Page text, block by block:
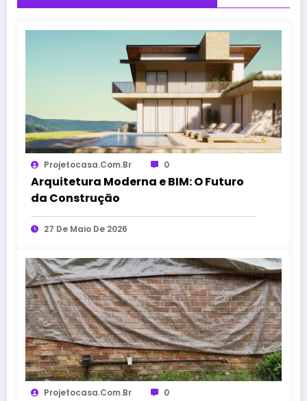
Projetocasa.com.br 0
Arquitetura Moderna e BIM: O Futuro
da Construção
27 De Maio De 2026
Projetocasa.com.br 0